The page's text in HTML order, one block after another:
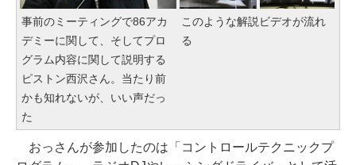
事前のミーティングで86アカ
デミーに関して、そしてプロ
グラム内容に関して説明する
ピストン西沢さん。当たり前
かも知れないが、いい声だっ
た
このような解説ビデオが流れ
る
おっさんが参加したのは「コントロールテクニックプ